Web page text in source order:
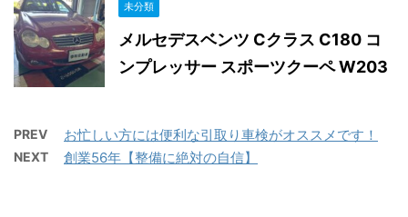
未分類
メルセデスベンツ Cクラス C180 コ
ンプレッサー スポーツクーペ W203
PREV お忙しい方には便利な引取り車検がオススメです！
NEXT 創業56年【整備に絶対の自信】